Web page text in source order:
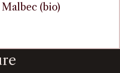
(bio)